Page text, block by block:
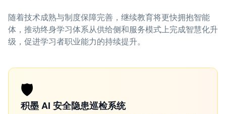
随着技术成熟与制度保障完善，继续教育将更快拥抱智能
体，推动终身学习体系从供给侧和服务模式上完成智慧化升
级，促进学习者职业能力的持续提升。
🛡️
积墨 AI 安全隐患巡检系统